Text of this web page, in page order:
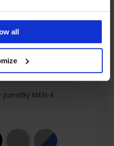
all
ponožky MEN-A